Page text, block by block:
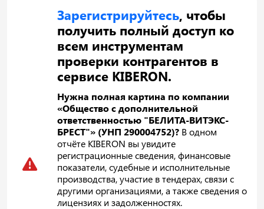
Зарегистрируйтесь, чтобы
получить полный доступ ко
всем инструментам
проверки контрагентов в
сервисе KIBERON.
Нужна полная картина по компании
«Общество с дополнительной
ответственностью "БЕЛИТА-ВИТЭКС-
БРЕСТ"» (УНП 290004752)? В одном
отчёте KIBERON вы увидите
регистрационные сведения, финансовые
показатели, судебные и исполнительные
производства, участие в тендерах, связи с
другими организациями, а также сведения о
лицензиях и задолженностях.